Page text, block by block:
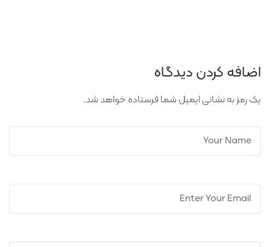
اضافه کردن دیدگاه
یک رمز به نشانی ایمیل شما فرستاده خواهد شد.